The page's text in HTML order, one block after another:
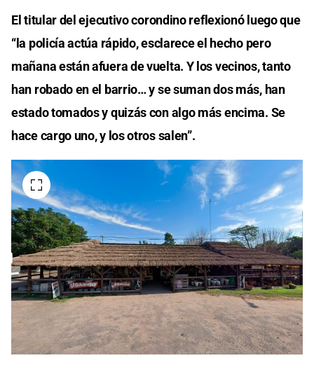
El titular del ejecutivo corondino reflexionó luego que
“la policía actúa rápido, esclarece el hecho pero
mañana están afuera de vuelta. Y los vecinos, tanto
han robado en el barrio… y se suman dos más, han
estado tomados y quizás con algo más encima. Se
hace cargo uno, y los otros salen”.